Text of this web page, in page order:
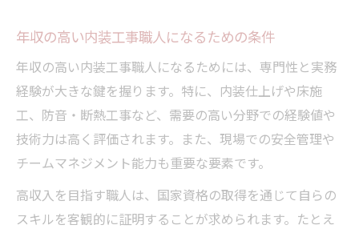
年収の高い内装工事職人になるための条件
年収の高い内装工事職人になるためには、専門性と実務
経験が大きな鍵を握ります。特に、内装仕上げや床施
工、防音・断熱工事など、需要の高い分野での経験値や
技術力は高く評価されます。また、現場での安全管理や
チームマネジメント能力も重要な要素です。
高収入を目指す職人は、国家資格の取得を通じて自らの
スキルを客観的に証明することが求められます。たとえ